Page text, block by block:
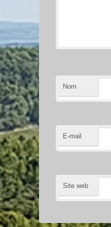
Nom
E-mail
Site web